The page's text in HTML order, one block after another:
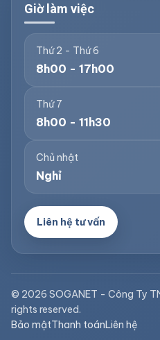
Giờ làm việc
Thứ 2 - Thứ 6
8h00 - 17h00
Thứ 7
8h00 - 11h30
Chủ nhật
Nghỉ
Liên hệ tư vấn
© 2026 SOGANET - Công Ty
rights reserved.
Bảo mậtThanh toánLiên hệ